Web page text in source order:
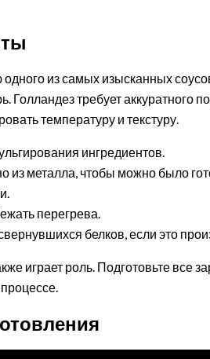
из самых изысканных
Голландез требует аккуратного
температуру и текстуру.
ингредиентов.
из металла, чтобы можно было
перегрева.
белков, если это
играет роль. Подготовьте все